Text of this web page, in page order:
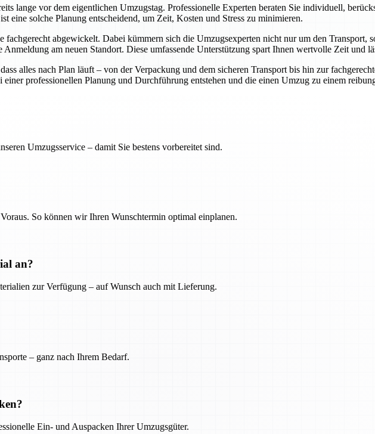
lange vor dem eigentlichen Umzugstag. Professionelle Experten beraten Sie individuell,
eine solche Planung entscheidend, um Zeit, Kosten und Stress zu minimieren.
fachgerecht abgewickelt. Dabei kümmern sich die Umzugsexperten nicht nur um den Transport,
am neuen Standort. Diese umfassende Unterstützung spart Ihnen wertvolle Zeit und
alles nach Plan läuft – von der Verpackung und dem sicheren Transport bis hin zur
professionellen Planung und Durchführung entstehen und die einen Umzug zu einem
Umzugsservice – damit Sie bestens vorbereitet sind.
So können wir Ihren Wunschtermin optimal einplanen.
an?
zur Verfügung – auf Wunsch auch mit Lieferung.
– ganz nach Ihrem Bedarf.
Ein- und Auspacken Ihrer Umzugsgüter.